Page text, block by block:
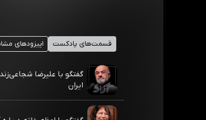
قسمت‌های پادکست اپیزودهای
گفتگو با علیرضا شجاعی‌زند
ایران